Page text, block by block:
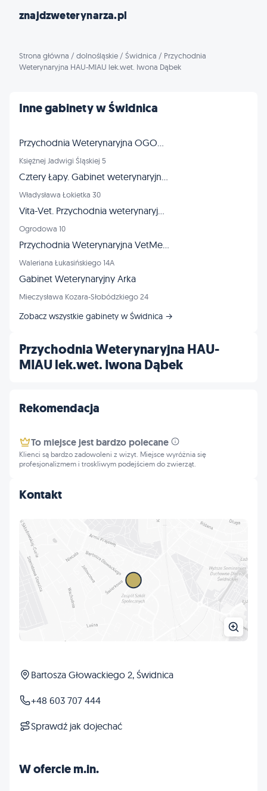
znajdzweterynarza.pl
Strona główna / dolnośląskie / Świdnica / Przychodnia
Weterynaryjna HAU-MIAU lek.wet. Iwona Dąbek
Przychodnia Weterynaryjna HAU-
MIAU lek.wet. Iwona Dąbek
Kontakt
Bartosza Głowackiego 2, Świdnica
+48 603 707 444
Sprawdź jak dojechać
W ofercie m.in.
Inne gabinety w Świdnica
Przychodnia Weterynaryjna OGONEK
Księżnej Jadwigi Śląskiej 5
Cztery Łapy. Gabinet weterynaryjny. Pokrzywa M., lek. wet.
Władysława Łokietka 30
Vita-Vet. Przychodnia weterynaryjna. Mikuś W., lek. wet.
Ogrodowa 10
Przychodnia Weterynaryjna VetMedica
Waleriana Łukasińskiego 14A
Gabinet Weterynaryjny Arka
Mieczysława Kozara-Słobódzkiego 24
Zobacz wszystkie gabinety w Świdnica →
Rekomendacja
To miejsce jest bardzo polecane
Klienci są bardzo zadowoleni z wizyt. Miejsce wyróżnia się
profesjonalizmem i troskliwym podejściem do zwierząt.